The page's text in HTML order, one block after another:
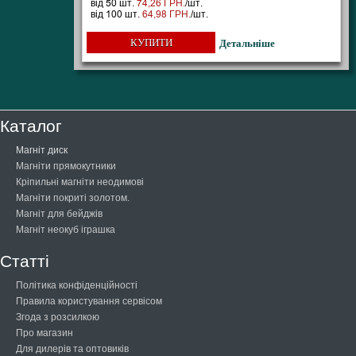
від 50 шт.74,26 ГРН./шт.
від 100 шт.64,98 ГРН./шт.
КУПИТИ Детальніше
Каталог
Магніт диск
Магніти прямокутники
Кріпильні магніти неодимові
Магніти покриті золотом.
Магніт для бейджів
Магніт неокуб іграшка
Статті
Політика конфіденційності
Правила користування сервісом
Згода з розсилкою
Про магазин
Для дилерів та оптовиків